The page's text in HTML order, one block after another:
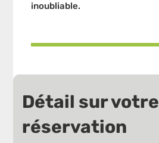
inoubliable.
Détail sur votre
réservation